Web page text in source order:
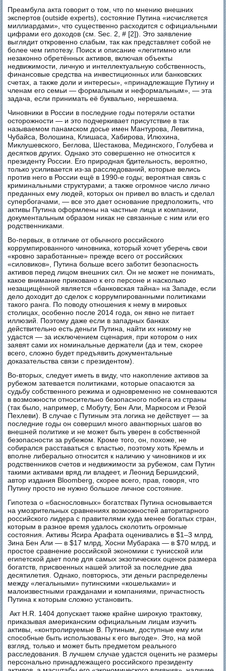
Преамбула акта говорит о том, что по мнению внешних
экспертов (outside experts), состояние Путина «исчисляется
миллиардами», что существенно расходится с официальными
цифрами его доходов (см. Sec. 2, # [2]). Это заявление
выглядит откровенно слабым, так как представляет собой не
более чем гипотезу. Поиск и описание «легитимно или
незаконно обретённых активов, включая объекты
недвижимости, личную и интеллектуальную собственность,
финансовые средства на инвестиционных или банковских
счетах, а также доли и интересы», «принадлежащие Путину и
членам его семьи — формальным и неформальным», — эта
задача, если принимать её буквально, нерешаема.
Чиновники в России в последние годы потеряли остатки
осторожности — и это подчеркивает присутствие в так
называемом панамском досье имен Мантурова, Левитина,
Чубайса, Волошина, Клишаса, Хабирова, Илюхина,
Миклушевского, Беглова, Шестакова, Мединского, Голубева и
десятков других. Однако это совершенно не относится к
президенту России. Его природная бдительность, вероятно,
только усиливается из-за расследований, которые велись
против него в России ещё в 1990-е годы; вероятная связь с
криминальными структурами; а также огромное число лично
преданных ему людей, которых он привел во власть и сделал
супербогачами, — все это дает основание предположить, что
активы Путина оформлены на частные лица и компании,
документальным образом никак не связанные с ним или его
родственниками.
Во-первых, в отличие от обычного российского
коррумпированного чиновника, который хочет уберечь свои
«кровно заработанные» прежде всего от российских
«силовиков», Путина больше всего заботит безопасность
активов перед лицом внешних сил. Он не может не понимать,
какое внимание приковано к его персоне и насколько
незащищённой является «банковская тайна» на Западе, если
дело доходит до сделок с коррумпированными политиками
такого ранга. По поводу отношения к нему в мировых
столицах, особенно после 2014 года, он явно не питает
иллюзий. Поэтому даже если в западных банках
действительно есть деньги Путина, найти их никому не
удастся — за исключением сценария, при котором о них
заявят сами их номинальные держатели (да и тем, скорее
всего, сложно будет предъявить документальные
доказательства связи с президентом).
Во-вторых, следует иметь в виду, что накопление активов за
рубежом затевается политиками, которые опасаются за
судьбу собственного режима и одновременно не сомневаются
в возможности относительно безопасного побега из страны
(так было, например, с Мобуту, Бен Али, Маркосом и Резой
Пехлеви). В случае с Путиным эта логика не действует — за
последние годы он совершил много авантюрных шагов во
внешней политике и не может быть уверен в собственной
безопасности за рубежом. Кроме того, он, похоже, не
собирался расставаться с властью, поэтому хоть Кремль и
вполне либерально относится к наличию у чиновников и их
родственников счетов и недвижимости за рубежом, сам Путин
такими активами вряд ли владеет, и Леонид Бершидский,
автор издания Bloomberg, скорее всего, прав, говоря, что
Путину просто не нужно большое личное состояние.
Гипотеза о «баснословных» богатствах Путина основывается
на умозрительных сравнениях возможностей авторитарного
российского лидера с правителями куда менее богатых стран,
которым в разное время удалось сколотить огромные
состояния. Активы Ясира Арафата оценивались в $1–3 млрд,
Зина Бен Али — в $17 млрд, Хосни Мубарака — в $70 млрд, и
простое сравнение российской экономики с тунисской или
египетской дает поле для самых экзотических оценок размера
богатств, присвоенных нашей элитой за последние два
десятилетия. Однако, повторюсь, эти деньги распределены
между «легальными» путинскими «кошельками» и
малоизвестными гражданами и компаниями, причастность
Путина к которым сложно установить.
Акт H.R. 1404 допускает также крайне широкую трактовку,
приказывая американским официальным лицам изучить
активы, «контролируемые В. Путиным, доступные ему или
способные быть использованы к его выгоде». Это, на мой
взгляд, только и может быть предметом реального
расследования. В лучшем случае удастся оценить не размеры
персонально принадлежащего российского президенту